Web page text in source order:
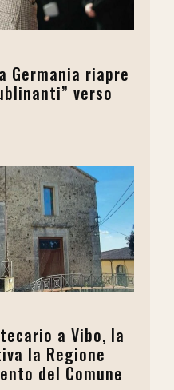
Germania riapre
verso
a Vibo, la
la Regione
del Comune